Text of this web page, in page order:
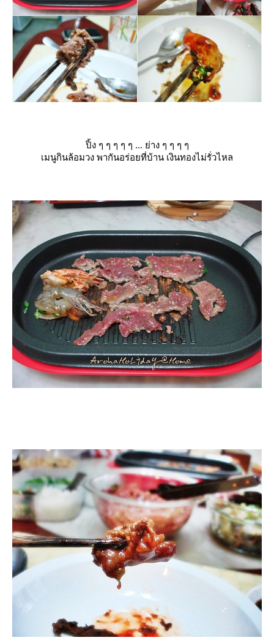
ปิ้ง ๆ ๆ ๆ ๆ ๆ ... ย่าง ๆ ๆ ๆ ๆ
เมนูกินล้อมวง พากันอร่อยที่บ้าน เงินทองไม่รั่วไหล